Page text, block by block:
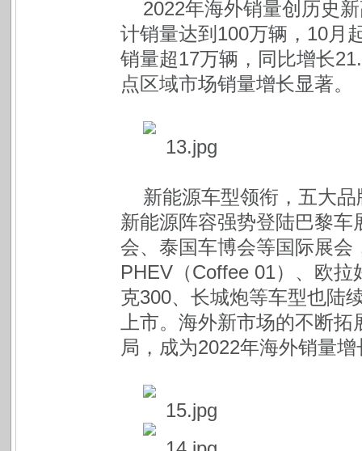
2022年海外销量创历史
计销量达到100万辆，10月
销量超17万辆，同比增长
点区域市场销量增长显著。
新能源车型领衔，五大
新能源阵容强势登陆巴黎
会、泰国车博会等国际展
PHEV（Coffee 01）、欧
克300、长城炮等车型也陆
上市。海外新市场的不断
局，成为2022年海外销量